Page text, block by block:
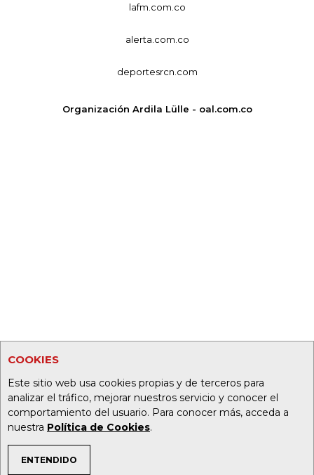
COOKIES
Este sitio web usa cookies propias y de terceros para
analizar el tráfico, mejorar nuestros servicio y conocer el
comportamiento del usuario. Para conocer más, acceda a
nuestra Política de Cookies.
ENTENDIDO
TEMAS DE INTERÉS
lafm.com.co
alerta.com.co
deportesrcn.com
Organización Ardila Lülle - oal.com.co